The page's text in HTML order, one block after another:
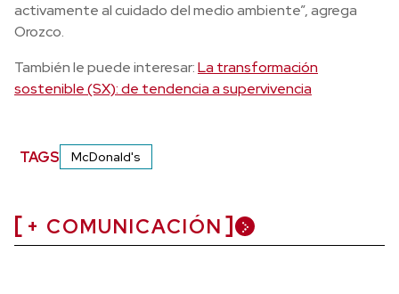
activamente al cuidado del medio ambiente”, agrega
Orozco.
También le puede interesar:La transformación
sostenible (SX): de tendencia a supervivencia
TAGS McDonald's
+ COMUNICACIÓN